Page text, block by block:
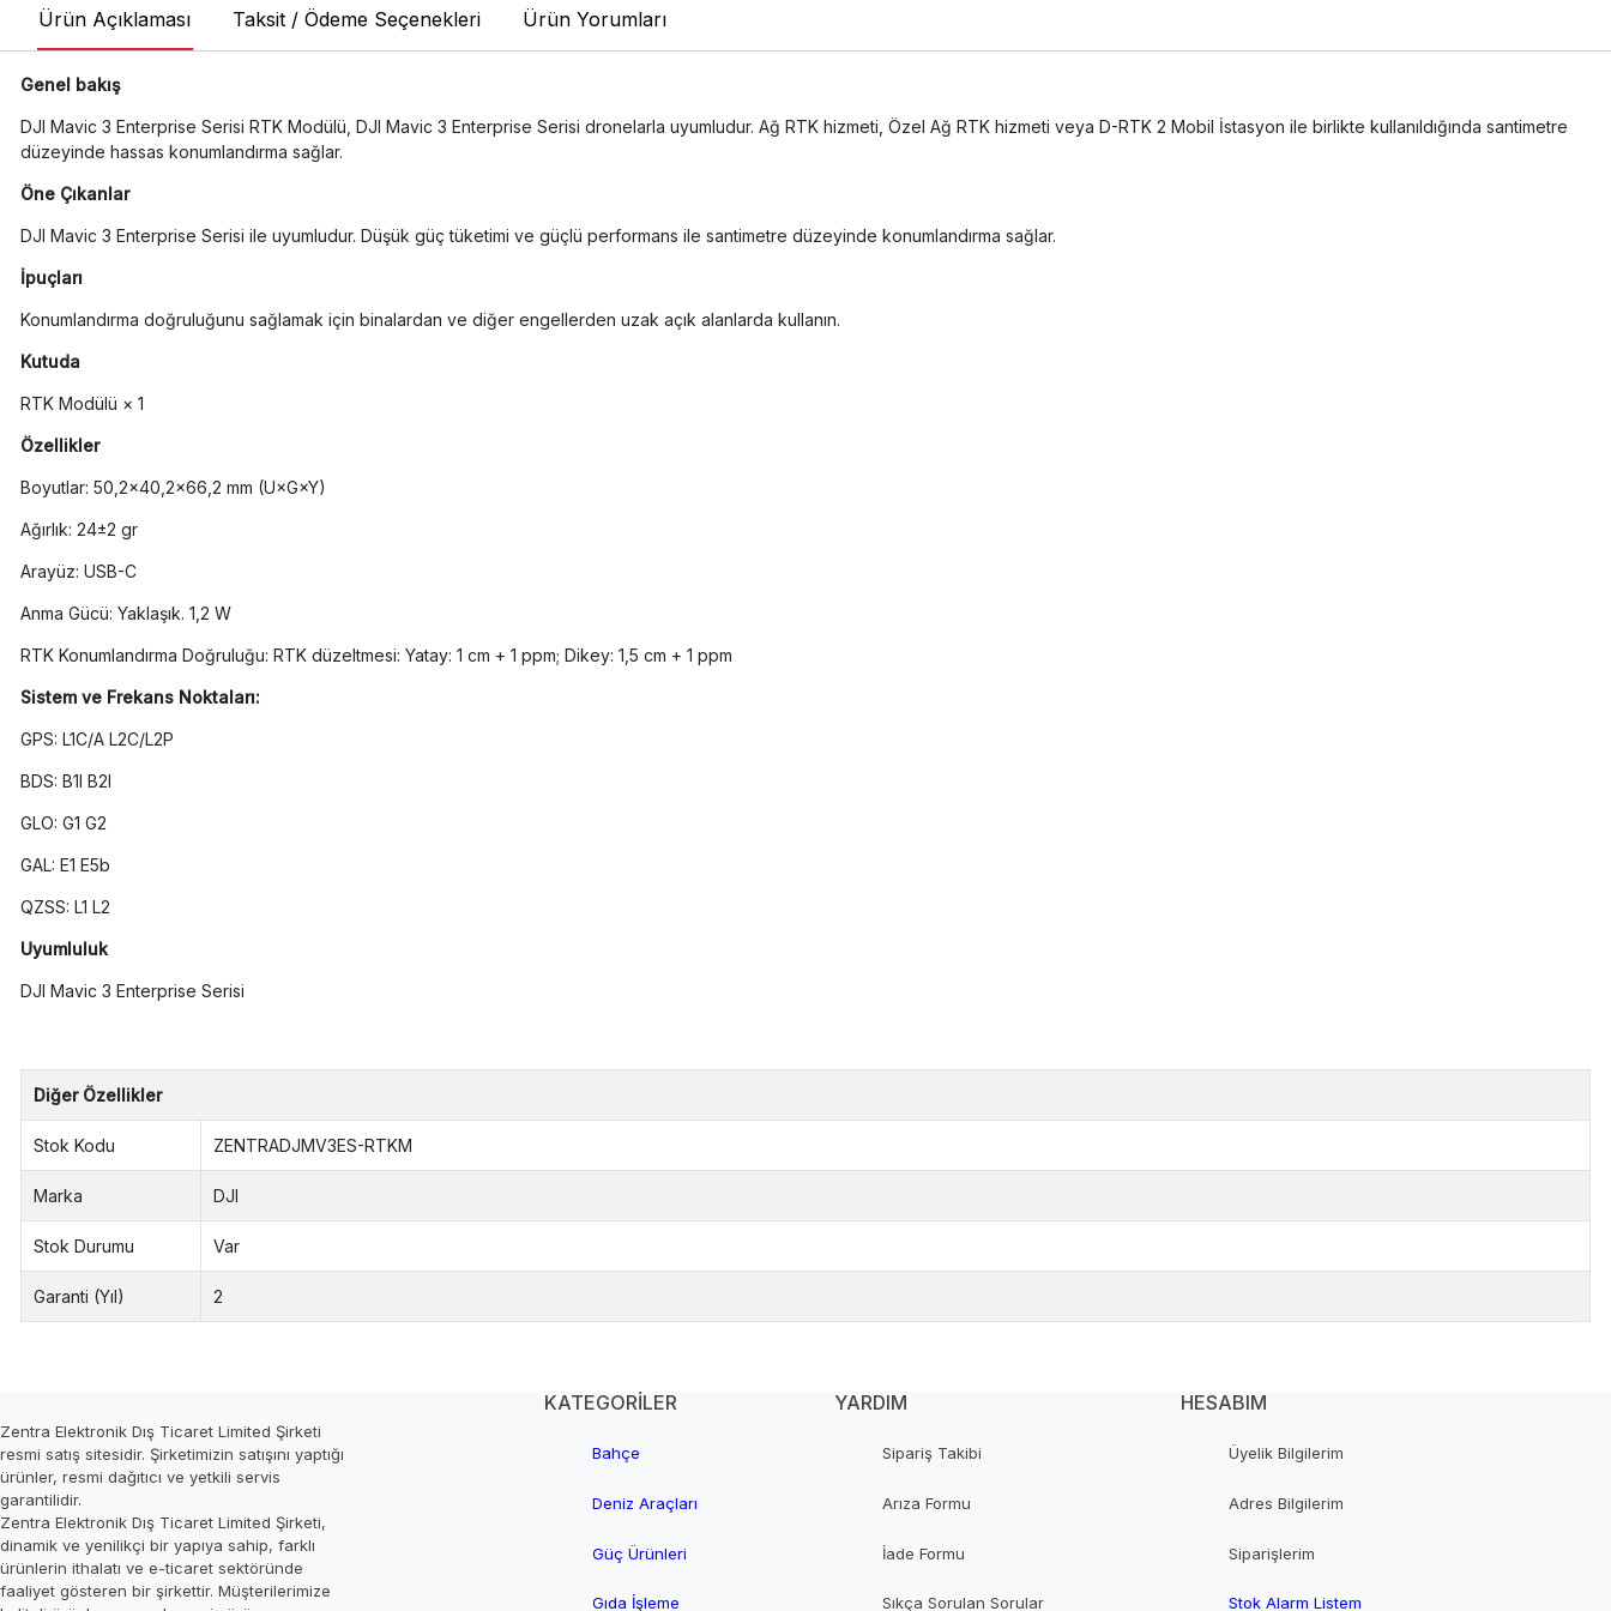
Ürün Açıklaması Taksit / Ödeme Seçenekleri Ürün Yorumları
Genel bakış
DJI Mavic 3 Enterprise Serisi RTK Modülü, DJI Mavic 3 Enterprise Serisi dronelarla uyumludur. Ağ RTK hizmeti, Özel Ağ RTK hizmeti veya D-RTK 2 Mobil İstasyon ile birlikte kullanıldığında santimetre
düzeyinde hassas konumlandırma sağlar.
Öne Çıkanlar
DJI Mavic 3 Enterprise Serisi ile uyumludur. Düşük güç tüketimi ve güçlü performans ile santimetre düzeyinde konumlandırma sağlar.
İpuçları
Konumlandırma doğruluğunu sağlamak için binalardan ve diğer engellerden uzak açık alanlarda kullanın.
Kutuda
RTK Modülü × 1
Özellikler
Boyutlar: 50,2×40,2×66,2 mm (U×G×Y)
Ağırlık: 24±2 gr
Arayüz: USB-C
Anma Gücü: Yaklaşık. 1,2 W
RTK Konumlandırma Doğruluğu: RTK düzeltmesi: Yatay: 1 cm + 1 ppm; Dikey: 1,5 cm + 1 ppm
Sistem ve Frekans Noktaları:
GPS: L1C/A L2C/L2P
BDS: B1I B2I
GLO: G1 G2
GAL: E1 E5b
QZSS: L1 L2
Uyumluluk
DJI Mavic 3 Enterprise Serisi
Diğer Özellikler
Stok Kodu ZENTRADJMV3ES-RTKM
Marka DJI
Stok Durumu Var
Garanti (Yıl) 2
Zentra Elektronik Dış Ticaret Limited Şirketi
resmi satış sitesidir. Şirketimizin satışını yaptığı
ürünler, resmi dağıtıcı ve yetkili servis
garantilidir.
Zentra Elektronik Dış Ticaret Limited Şirketi,
dinamik ve yenilikçi bir yapıya sahip, farklı
ürünlerin ithalatı ve e-ticaret sektöründe
faaliyet gösteren bir şirkettir. Müşterilerimize
KATEGORİLER
Bahçe
Deniz Araçları
Güç Ürünleri
Gıda İşleme
YARDIM
Sipariş Takibi
Arıza Formu
İade Formu
Sıkça Sorulan Sorular
HESABIM
Üyelik Bilgilerim
Adres Bilgilerim
Siparişlerim
Stok Alarm Listem